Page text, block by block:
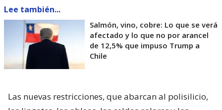
Lee también...
Salmón, vino, cobre: Lo que se verá
afectado y lo que no por arancel
de 12,5% que impuso Trump a
Chile
Las nuevas restricciones, que abarcan al polisilicio,